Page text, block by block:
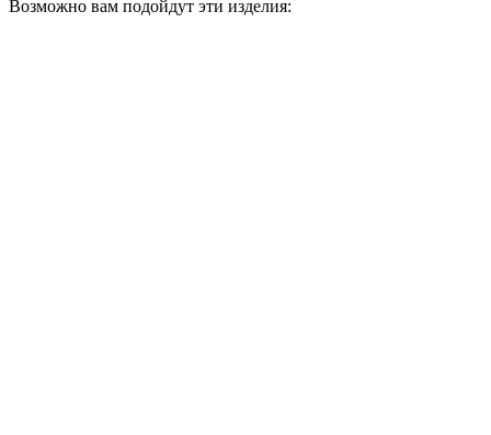
Возможно вам подойдут эти изделия: